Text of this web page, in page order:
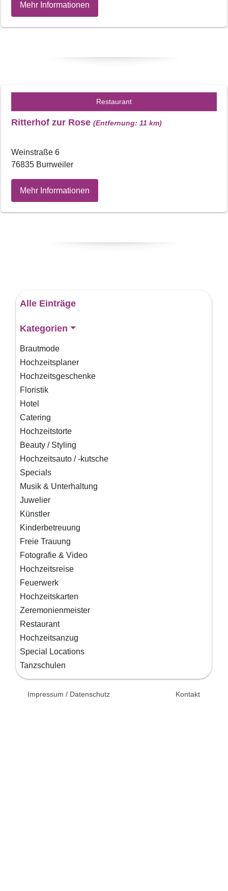
Mehr Informationen
Restaurant
Ritterhof zur Rose (Entfernung: 11 km)
Weinstraße 6
76835 Burrweiler
Mehr Informationen
Alle Einträge
Kategorien
Brautmode
Hochzeitsplaner
Hochzeitsgeschenke
Floristik
Hotel
Catering
Hochzeitstorte
Beauty / Styling
Hochzeitsauto / -kutsche
Specials
Musik & Unterhaltung
Juwelier
Künstler
Kinderbetreuung
Freie Trauung
Fotografie & Video
Hochzeitsreise
Feuerwerk
Hochzeitskarten
Zeremonienmeister
Restaurant
Hochzeitsanzug
Special Locations
Tanzschulen
Impressum / Datenschutz Kontakt
© 2026 Unsertag.de - Ihr